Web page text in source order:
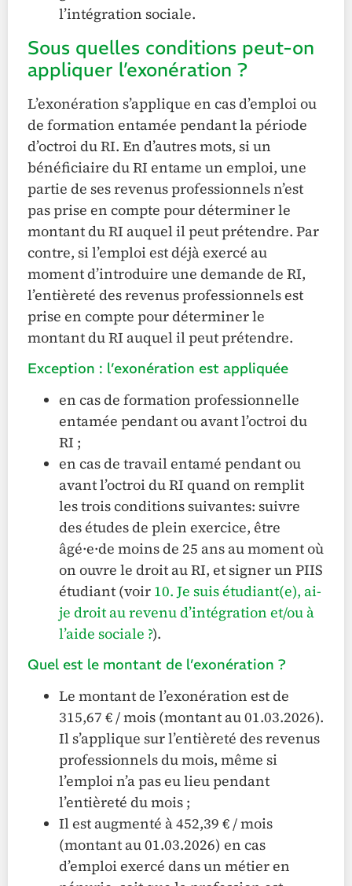
l’intégration sociale.
Sous quelles conditions peut-on
appliquer l’exonération ?
L’exonération s’applique en cas d’emploi ou
de formation entamée pendant la période
d’octroi du RI. En d’autres mots, si un
bénéficiaire du RI entame un emploi, une
partie de ses revenus professionnels n’est
pas prise en compte pour déterminer le
montant du RI auquel il peut prétendre. Par
contre, si l’emploi est déjà exercé au
moment d’introduire une demande de RI,
l’entièreté des revenus professionnels est
prise en compte pour déterminer le
montant du RI auquel il peut prétendre.
Exception : l’exonération est appliquée
en cas de formation professionnelle
entamée pendant ou avant l’octroi du
RI ;
en cas de travail entamé pendant ou
avant l’octroi du RI quand on remplit
les trois conditions suivantes: suivre
des études de plein exercice, être
âgé·e·de moins de 25 ans au moment où
on ouvre le droit au RI, et signer un PIIS
étudiant (voir 10. Je suis étudiant(e), ai-
je droit au revenu d’intégration et/ou à
l’aide sociale ?).
Quel est le montant de l’exonération ?
Le montant de l’exonération est de
315,67 € / mois (montant au 01.03.2026).
Il s’applique sur l’entièreté des revenus
professionnels du mois, même si
l’emploi n’a pas eu lieu pendant
l’entièreté du mois ;
Il est augmenté à 452,39 € / mois
(montant au 01.03.2026) en cas
d’emploi exercé dans un métier en